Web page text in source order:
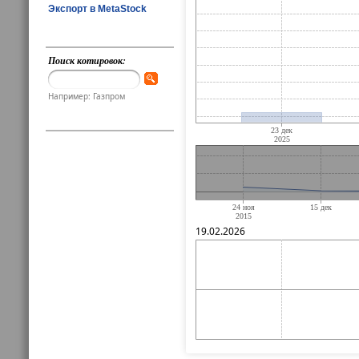
Экспорт в MetaStock
Поиск котировок:
Например: Газпром
19.02.2026